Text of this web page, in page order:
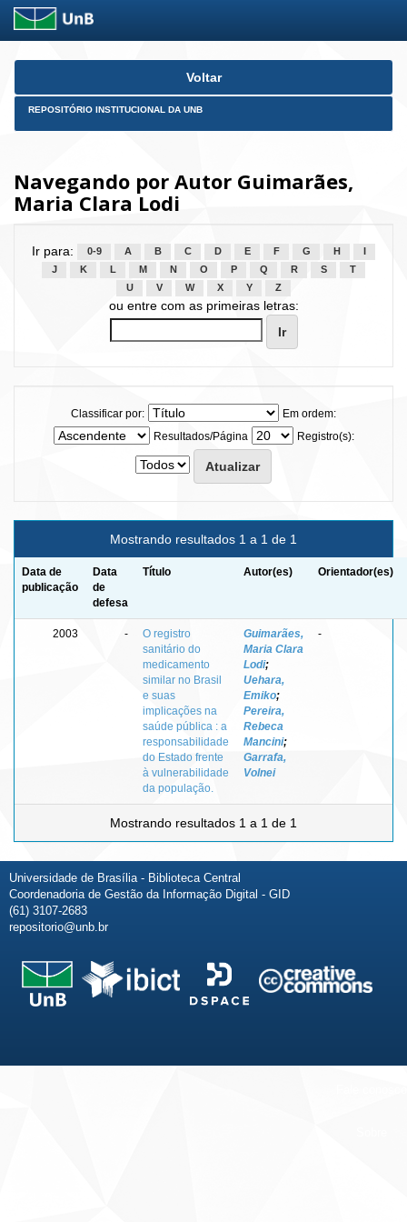
Skip
Voltar
REPOSITÓRIO INSTITUCIONAL DA UNB
Navegando por Autor Guimarães,
Maria Clara Lodi
Ir para: 0-9 A B C D E F G H
J
K L M N O P Q R S
T
U
V W X Y Z
ou entre com as primeiras letras:
Classificar por:
Em ordem:
Resultados/Página
Registro(s):
Mostrando resultados 1 a 1 de 1
Data de
publicação
Data
de
defesa
Título Autor(es) Orientador(es)
2003 -
O registro
sanitário do
medicamento
similar no Brasil
e suas
implicações na
saúde pública : a
responsabilidade
do Estado frente
à vulnerabilidade
da população.
Guimarães,
Maria Clara
Lodi;
Uehara,
Emiko;
Pereira,
Rebeca
Mancini;
Garrafa,
Volnei
-
Mostrando resultados 1 a 1 de 1
Universidade de Brasília - Biblioteca Central
Coordenadoria de Gestão da Informação Digital - GID
(61) 3107-2683
repositorio@unb.br